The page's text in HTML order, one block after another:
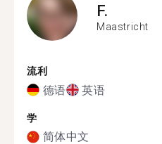
F.
Maastricht
流利
德语 英语
学
简体中文